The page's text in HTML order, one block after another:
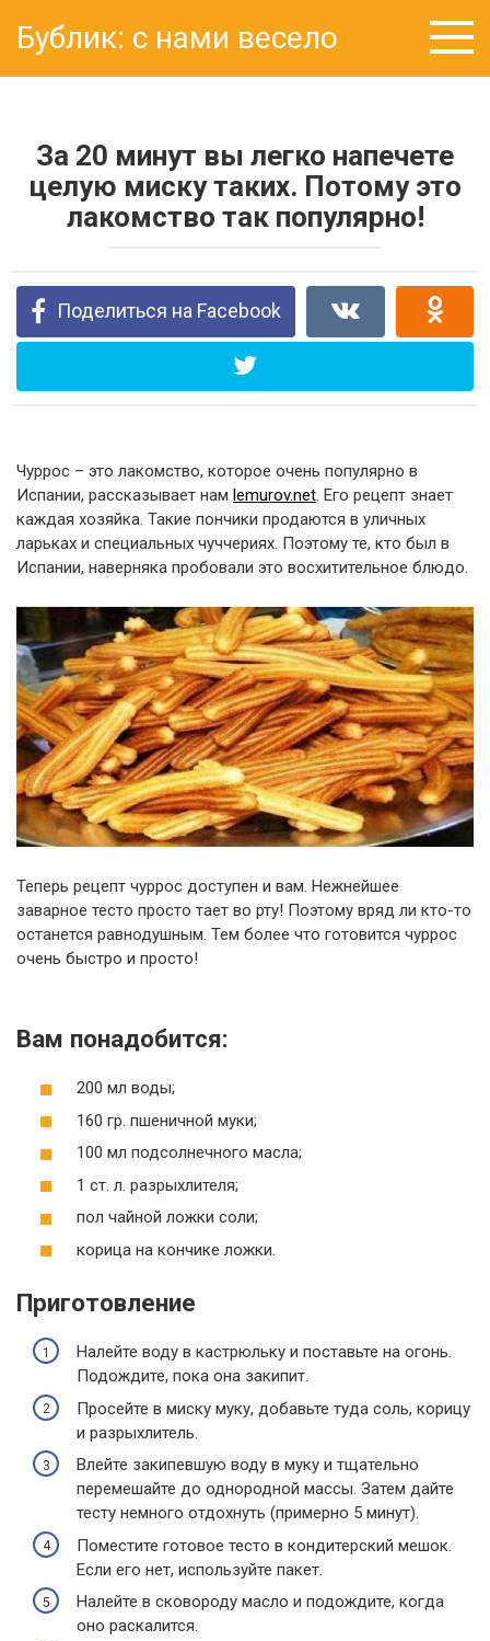
контенту
Бублик: с нами весело
За 20 минут вы легко напечете
целую миску таких. Потому это
лакомство так популярно!
Поделиться на Facebook
Чуррос – это лакомство, которое очень популярно в
Испании, рассказывает нам lemurov.net. Его рецепт знает
каждая хозяйка. Такие пончики продаются в уличных
ларьках и специальных чуччериях. Поэтому те, кто был в
Испании, наверняка пробовали это восхитительное блюдо.
Теперь рецепт чуррос доступен и вам. Нежнейшее
заварное тесто просто тает во рту! Поэтому вряд ли кто-то
останется равнодушным. Тем более что готовится чуррос
очень быстро и просто!
Вам понадобится:
200 мл воды;
160 гр. пшеничной муки;
100 мл подсолнечного масла;
1 ст. л. разрыхлителя;
пол чайной ложки соли;
корица на кончике ложки.
Приготовление
Налейте воду в кастрюльку и поставьте на огонь.
Подождите, пока она закипит.
Просейте в миску муку, добавьте туда соль, корицу
и разрыхлитель.
Влейте закипевшую воду в муку и тщательно
перемешайте до однородной массы. Затем дайте
тесту немного отдохнуть (примерно 5 минут).
Поместите готовое тесто в кондитерский мешок.
Если его нет, используйте пакет.
Налейте в сковороду масло и подождите, когда
оно раскалится.